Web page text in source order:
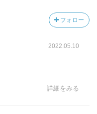
フォロー
2022.05.10
詳細をみる